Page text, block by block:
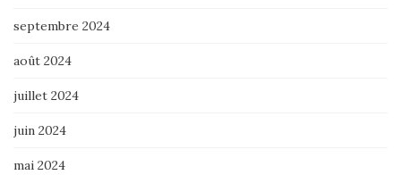
septembre 2024
août 2024
juillet 2024
juin 2024
mai 2024